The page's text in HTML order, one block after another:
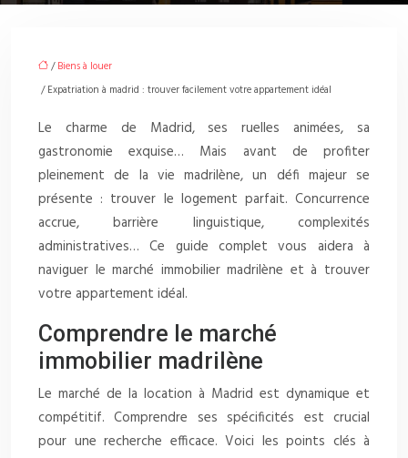
/Biens à louer
/ Expatriation à madrid : trouver facilement votre appartement idéal
Le charme de Madrid, ses ruelles animées, sa
gastronomie exquise… Mais avant de profiter
pleinement de la vie madrilène, un défi majeur se
présente : trouver le logement parfait. Concurrence
accrue, barrière linguistique, complexités
administratives… Ce guide complet vous aidera à
naviguer le marché immobilier madrilène et à trouver
votre appartement idéal.
Comprendre le marché
immobilier madrilène
Le marché de la location à Madrid est dynamique et
compétitif. Comprendre ses spécificités est crucial
pour une recherche efficace. Voici les points clés à